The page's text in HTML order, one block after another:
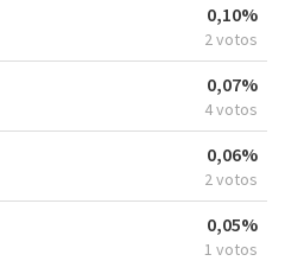
0,10%
2 votos
0,07%
4 votos
0,06%
2 votos
0,05%
1 votos